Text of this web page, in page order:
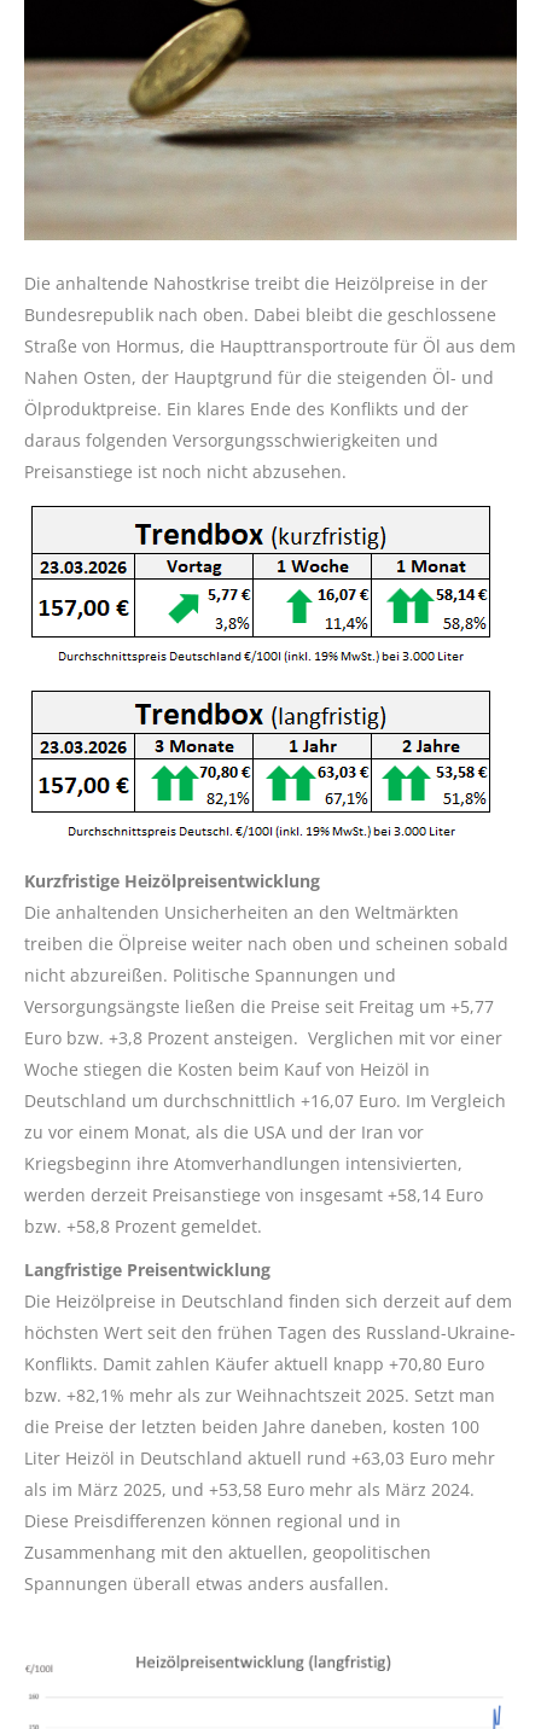
Die anhaltende Nahostkrise treibt die Heizölpreise in der
Bundesrepublik nach oben. Dabei bleibt die geschlossene
Straße von Hormus, die Haupttransportroute für Öl aus dem
Nahen Osten, der Hauptgrund für die steigenden Öl- und
Ölproduktpreise. Ein klares Ende des Konflikts und der
daraus folgenden Versorgungsschwierigkeiten und
Preisanstiege ist noch nicht abzusehen.
Kurzfristige Heizölpreisentwicklung
Die anhaltenden Unsicherheiten an den Weltmärkten
treiben die Ölpreise weiter nach oben und scheinen sobald
nicht abzureißen. Politische Spannungen und
Versorgungsängste ließen die Preise seit Freitag um +5,77
Euro bzw. +3,8 Prozent ansteigen. Verglichen mit vor einer
Woche stiegen die Kosten beim Kauf von Heizöl in
Deutschland um durchschnittlich +16,07 Euro. Im Vergleich
zu vor einem Monat, als die USA und der Iran vor
Kriegsbeginn ihre Atomverhandlungen intensivierten,
werden derzeit Preisanstiege von insgesamt +58,14 Euro
bzw. +58,8 Prozent gemeldet.
Langfristige Preisentwicklung
Die Heizölpreise in Deutschland finden sich derzeit auf dem
höchsten Wert seit den frühen Tagen des Russland-Ukraine-
Konflikts. Damit zahlen Käufer aktuell knapp +70,80 Euro
bzw. +82,1% mehr als zur Weihnachtszeit 2025. Setzt man
die Preise der letzten beiden Jahre daneben, kosten 100
Liter Heizöl in Deutschland aktuell rund +63,03 Euro mehr
als im März 2025, und +53,58 Euro mehr als März 2024.
Diese Preisdifferenzen können regional und in
Zusammenhang mit den aktuellen, geopolitischen
Spannungen überall etwas anders ausfallen.